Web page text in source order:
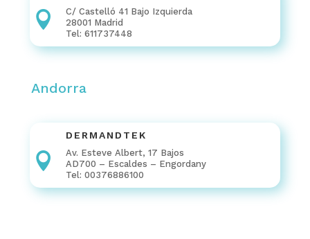

C/ Castelló 41 Bajo Izquierda
28001 Madrid
Tel: 611737448
Andorra

DERMANDTEK
Av. Esteve Albert, 17 Bajos
AD700 – Escaldes – Engordany
Tel: 00376886100